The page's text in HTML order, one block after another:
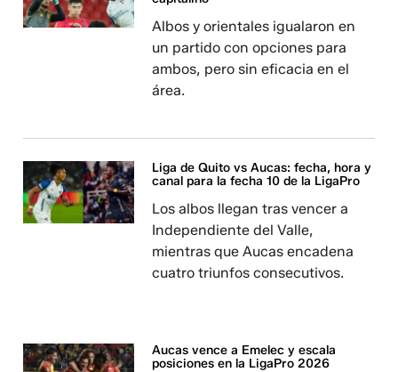
Albos y orientales igualaron en
un partido con opciones para
ambos, pero sin eficacia en el
área.
Liga de Quito vs Aucas: fecha, hora y
canal para la fecha 10 de la LigaPro
Los albos llegan tras vencer a
Independiente del Valle,
mientras que Aucas encadena
cuatro triunfos consecutivos.
Aucas vence a Emelec y escala
posiciones en la LigaPro 2026